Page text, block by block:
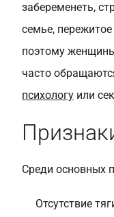
забеременеть,
семье,
поэтому
часто
психологу или
Среди основных
Отсутствие